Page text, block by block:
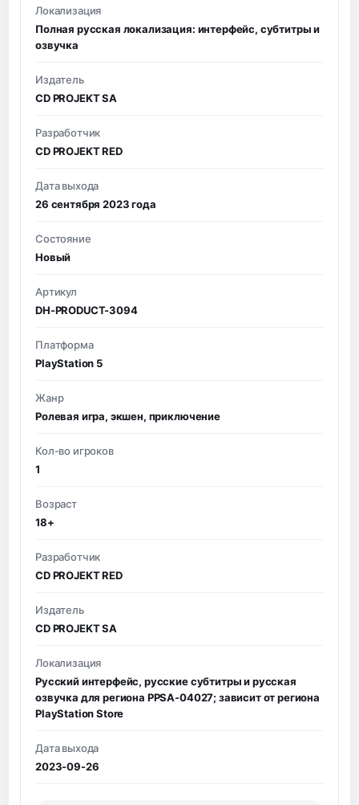
Локализация
Полная русская локализация: интерфейс, субтитры и
озвучка
Издатель
CD PROJEKT SA
Разработчик
CD PROJEKT RED
Дата выхода
26 сентября 2023 года
Состояние
Новый
Артикул
DH-PRODUCT-3094
Платформа
PlayStation 5
Жанр
Ролевая игра, экшен, приключение
Кол-во игроков
1
Возраст
18+
Разработчик
CD PROJEKT RED
Издатель
CD PROJEKT SA
Локализация
Русский интерфейс, русские субтитры и русская
озвучка для региона PPSA-04027; зависит от региона
PlayStation Store
Дата выхода
2023-09-26